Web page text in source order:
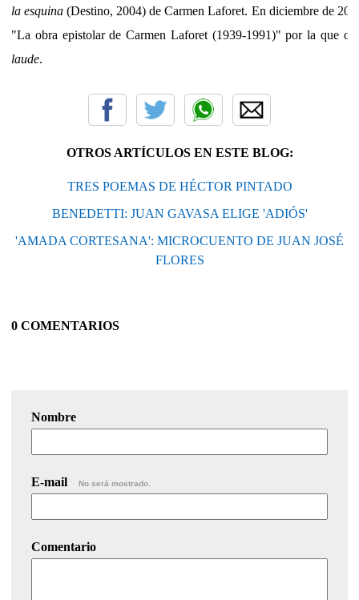
la esquina (Destino, 2004) de Carmen Laforet. En diciembre de
"La obra epistolar de Carmen Laforet (1939-1991)" por la que
laude.
OTROS ARTÍCULOS EN ESTE BLOG:
TRES POEMAS DE HÉCTOR PINTADO
BENEDETTI: JUAN GAVASA ELIGE 'ADIÓS'
'AMADA CORTESANA': MICROCUENTO DE JUAN JOSÉ
FLORES
0 COMENTARIOS
Nombre
E-mail No será mostrado.
Comentario